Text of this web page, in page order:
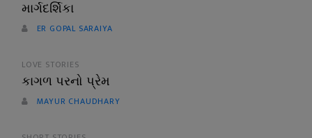
માર્ગદર્શિકા
ER GOPAL SARAIYA
LOVE STORIES
કાગળ પરનો પ્રેમ
MAYUR CHAUDHARY